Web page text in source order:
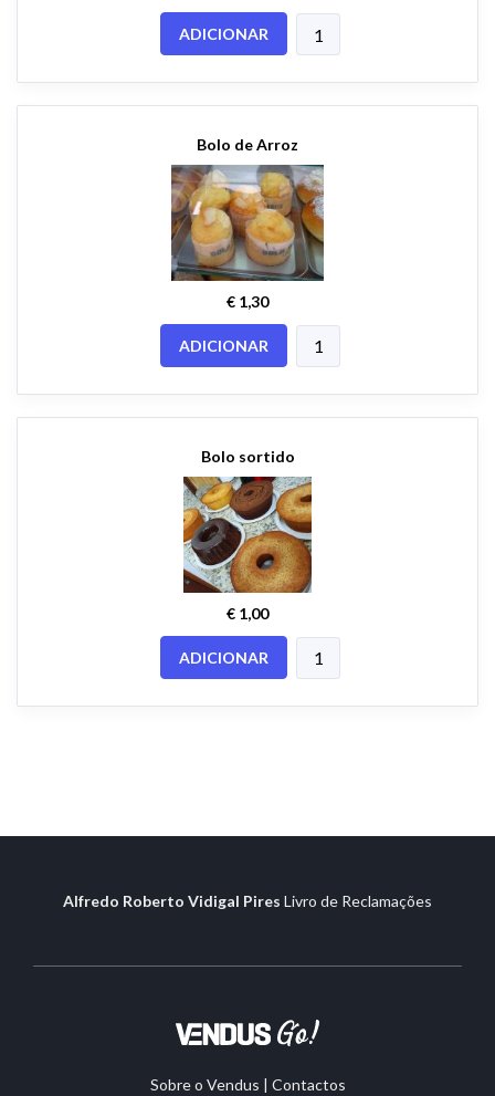
ADICIONAR
Bolo de Arroz
€ 1,30
ADICIONAR
Bolo sortido
€ 1,00
ADICIONAR
Alfredo Roberto Vidigal Pires Livro de Reclamações
Sobre o Vendus | Contactos